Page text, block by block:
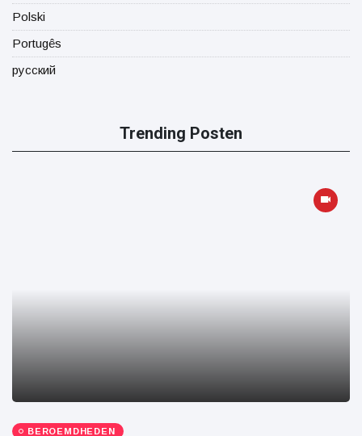
Polski
Portugês
русский
Trending Posten
BEROEMDHEDEN